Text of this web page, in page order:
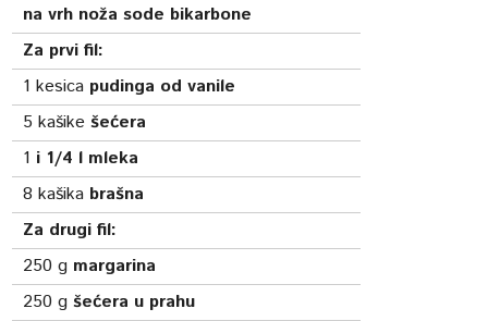
na vrh noža sode bikarbone
Za prvi fil:
1 kesica pudinga od vanile
5 kašikešećera
1 i 1/4 l mleka
8 kašika brašna
Za drugi fil:
250 g margarina
250 gšećera u prahu